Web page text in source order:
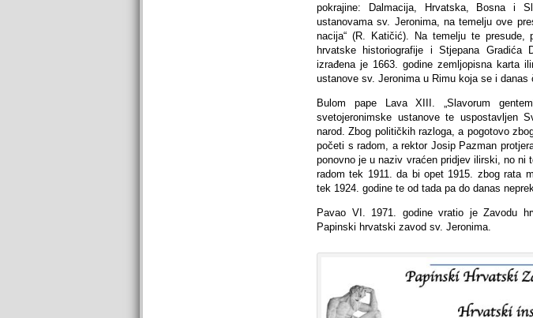
pokrajine: Dalmacija, Hrvatska, Bosna i
ustanovama sv. Jeronima, na temelju ove
nacija“ (R. Katičić). Na temelju te presude,
hrvatske historiografije i Stjepana Gradića
izrađena je 1663. godine zemljopisna karta
ustanove sv. Jeronima u Rimu koja se i danas
Bulom pape Lava XIII. „Slavorum
svetojeronimske ustanove te uspostavljen
narod. Zbog političkih razloga, a pogotovo
početi s radom, a rektor Josip Pazman
ponovno je u naziv vraćen pridjev ilirski, no ni
radom tek 1911. da bi opet 1915. zbog rata
tek 1924. godine te od tada pa do danas
Pavao VI. 1971. godine vratio je Zavodu
Papinski hrvatski zavod sv. Jeronima.